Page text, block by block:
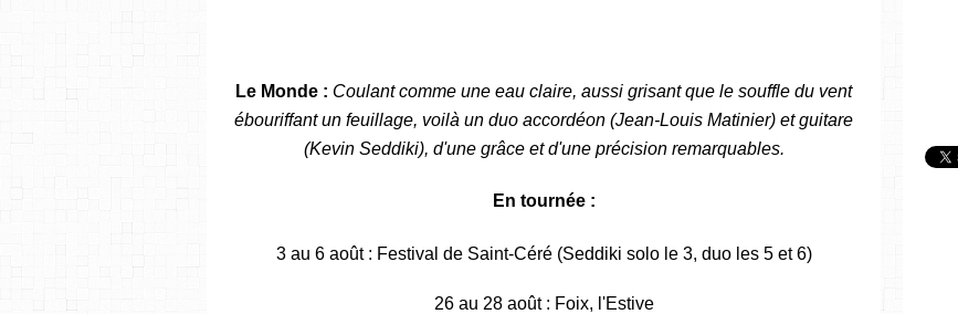
Le Monde : Coulant comme une eau claire, aussi grisant que le souffle du vent
ébouriffant un feuillage, voilà un duo accordéon (Jean-Louis Matinier) et guitare
(Kevin Seddiki), d'une grâce et d'une précision remarquables.
En tournée :
3 au 6 août : Festival de Saint-Céré (Seddiki solo le 3, duo les 5 et 6)
26 au 28 août : Foix, l'Estive